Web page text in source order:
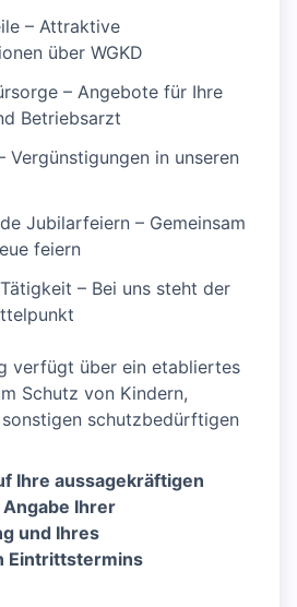
– Attraktive
über WGKD
– Angebote für Ihre
Betriebsarzt
Vergünstigungen in unseren
Jubilarfeiern – Gemeinsam
feiern
– Bei uns steht der
verfügt über ein etabliertes
Schutz von Kindern,
schutzbedürftigen
Ihre aussagekräftigen
Ihrer
und Ihres
Eintrittstermins